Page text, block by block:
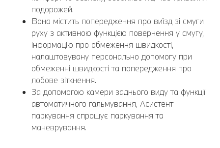
подорожей.
Вона містить попередження про виїзд зі смуги
руху з активною функцією повернення у смугу,
інформацію про обмеження швидкості,
налаштовувану персонально допомогу при
обмеженні швидкості та попередження про
лобове зіткнення.
За допомогою камери заднього виду та функції
автоматичного гальмування, Асистент
паркування спрощує паркування та
маневрування.